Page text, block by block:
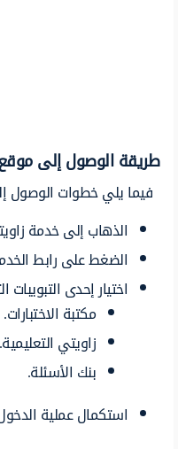
طريقة الوصول إلى موقع
فيما يلي خطوات الوصول
الذهاب إلى خدمة
الضغط على رابط
اختيار إحدى التبويبات
مكتبة الاختبارات.
زاويتي التعليمية.
بنك الأسئلة.
استكمال عملية